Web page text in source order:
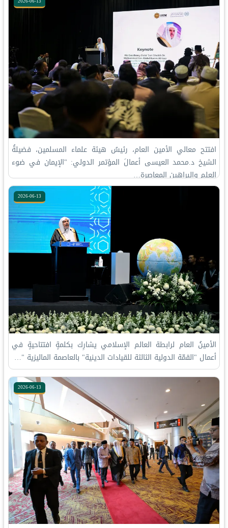
‏افتتح معالي الأمين العام، رئيسُ هيئة علماء المسلمين، فضيلةُ
الشيخ د.⁧‫محمد العيسى‬⁩‬⁩ أعمالَ المؤتمر الدولي: "الإيمان في ضوء
العلم والبراهين المعاصرة…
2026-06-13
الأمينُ العام لرابطة العالم الإسلامي يشارِك بكلمةٍ افتتاحيةٍ في
أعمال "القمّة الدولية الثالثة للقيادات الدينية" بالعاصمة الماليزية "…
2026-06-13